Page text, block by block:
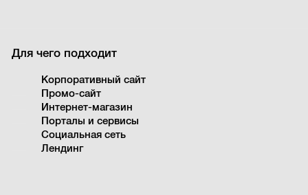
Для чего подходит
Корпоративный сайт
Промо-сайт
Интернет-магазин
Порталы и сервисы
Социальная сеть
Лендинг